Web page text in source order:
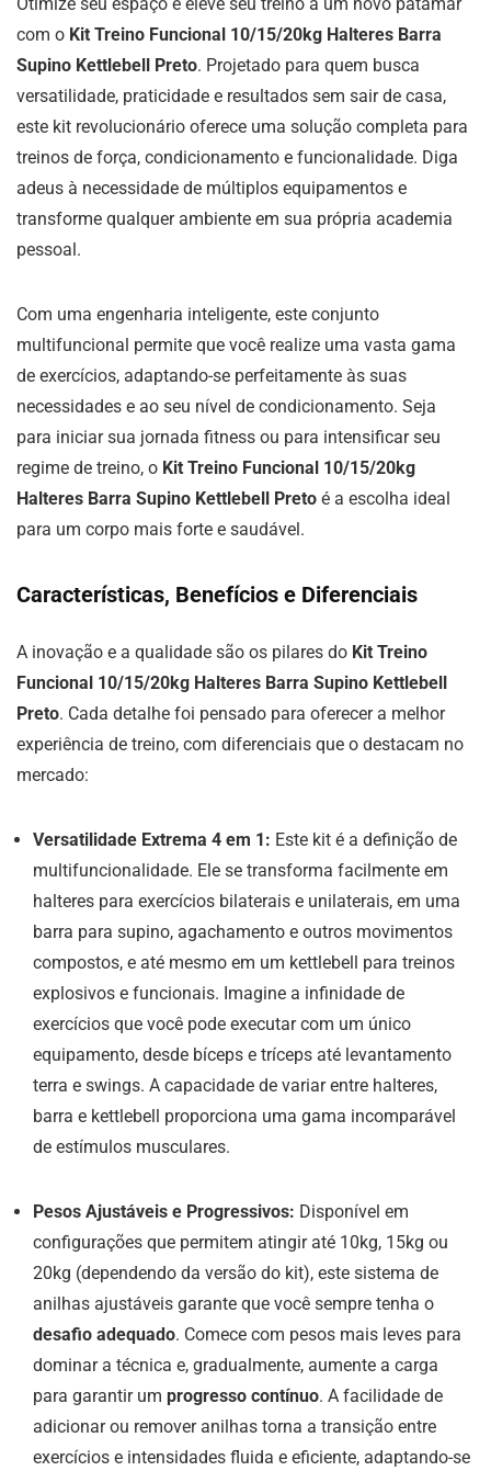
com o Kit Treino Funcional 10/15/20kg Halteres Barra
Supino Kettlebell Preto. Projetado para quem busca
versatilidade, praticidade e resultados sem sair de casa,
este kit revolucionário oferece uma solução completa para
treinos de força, condicionamento e funcionalidade. Diga
adeus à necessidade de múltiplos equipamentos e
transforme qualquer ambiente em sua própria academia
pessoal.
Com uma engenharia inteligente, este conjunto
multifuncional permite que você realize uma vasta gama
de exercícios, adaptando-se perfeitamente às suas
necessidades e ao seu nível de condicionamento. Seja
para iniciar sua jornada fitness ou para intensificar seu
regime de treino, o Kit Treino Funcional 10/15/20kg
Halteres Barra Supino Kettlebell Preto é a escolha ideal
para um corpo mais forte e saudável.
Características, Benefícios e Diferenciais
A inovação e a qualidade são os pilares do Kit Treino
Funcional 10/15/20kg Halteres Barra Supino Kettlebell
Preto. Cada detalhe foi pensado para oferecer a melhor
experiência de treino, com diferenciais que o destacam no
mercado:
Versatilidade Extrema 4 em 1: Este kit é a definição de
multifuncionalidade. Ele se transforma facilmente em
halteres para exercícios bilaterais e unilaterais, em uma
barra para supino, agachamento e outros movimentos
compostos, e até mesmo em um kettlebell para treinos
explosivos e funcionais. Imagine a infinidade de
exercícios que você pode executar com um único
equipamento, desde bíceps e tríceps até levantamento
terra e swings. A capacidade de variar entre halteres,
barra e kettlebell proporciona uma gama incomparável
de estímulos musculares.
Pesos Ajustáveis e Progressivos: Disponível em
configurações que permitem atingir até 10kg, 15kg ou
20kg (dependendo da versão do kit), este sistema de
anilhas ajustáveis garante que você sempre tenha o
desafio adequado. Comece com pesos mais leves para
dominar a técnica e, gradualmente, aumente a carga
para garantir um progresso contínuo. A facilidade de
adicionar ou remover anilhas torna a transição entre
exercícios e intensidades fluida e eficiente, adaptando-se